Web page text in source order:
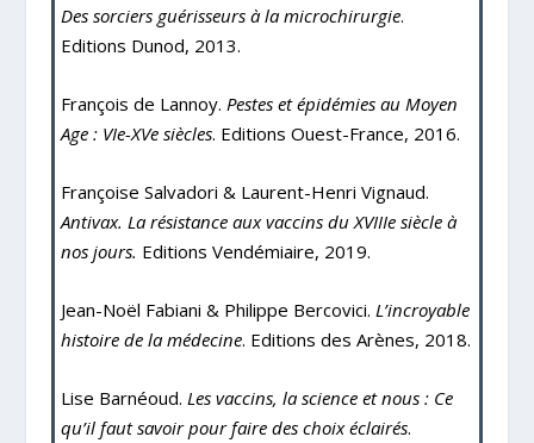
Des sorciers guérisseurs à la microchirurgie.
Editions Dunod, 2013.
François de Lannoy. Pestes et épidémies au Moyen
Age : VIe-XVesiècles. Editions Ouest-France, 2016.
Françoise Salvadori & Laurent-Henri Vignaud.
Antivax. La résistance aux vaccins du XVIIIe siècle à
nos jours. Editions Vendémiaire, 2019.
Jean-Noël Fabiani & Philippe Bercovici. L’incroyable
histoire de la médecine. Editions des Arènes, 2018.
Lise Barnéoud. Les vaccins, la science et nous : Ce
qu’il faut savoir pour faire des choix éclairés.